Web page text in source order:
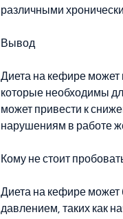
различными
Вывод
Диета на кефире может
которые необходимы
может привести к
нарушениям в работе
Кому не стоит
Диета на кефире может
давлением, таких как